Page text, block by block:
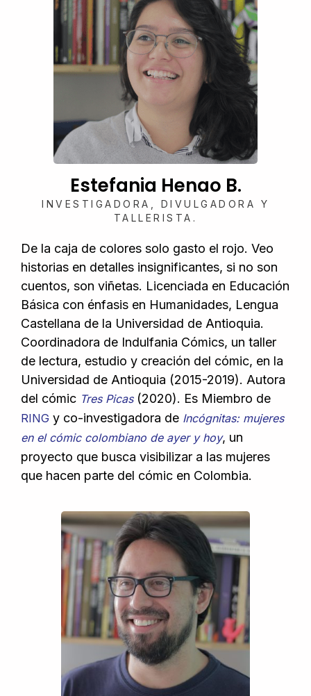
Estefania Henao B.
INVESTIGADORA, DIVULGADORA Y
TALLERISTA.
De la caja de colores solo gasto el rojo. Veo
historias en detalles insignificantes, si no son
cuentos, son viñetas. Licenciada en Educación
Básica con énfasis en Humanidades, Lengua
Castellana de la Universidad de Antioquia.
Coordinadora de Indulfania Cómics, un taller
de lectura, estudio y creación del cómic, en la
Universidad de Antioquia (2015-2019). Autora
del cómic Tres Picas(2020). Es Miembro de
RING y co-investigadora de Incógnitas: mujeres
en el cómic colombiano de ayer y hoy, un
proyecto que busca visibilizar a las mujeres
que hacen parte del cómic en Colombia.